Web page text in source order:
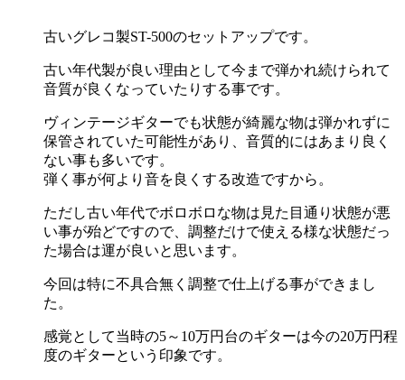
古いグレコ製ST-500のセットアップです。
古い年代製が良い理由として今まで弾かれ続けられて
音質が良くなっていたりする事です。
ヴィンテージギターでも状態が綺麗な物は弾かれずに
保管されていた可能性があり、音質的にはあまり良く
ない事も多いです。
弾く事が何より音を良くする改造ですから。
ただし古い年代でボロボロな物は見た目通り状態が悪
い事が殆どですので、調整だけで使える様な状態だっ
た場合は運が良いと思います。
今回は特に不具合無く調整で仕上げる事ができまし
た。
感覚として当時の5～10万円台のギターは今の20万円程
度のギターという印象です。